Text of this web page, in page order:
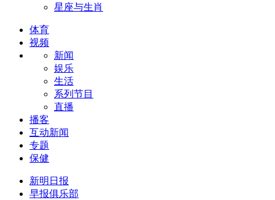
星座与生肖
体育
视频
新闻
娱乐
生活
系列节目
直播
播客
互动新闻
专题
保健
新明日报
早报俱乐部